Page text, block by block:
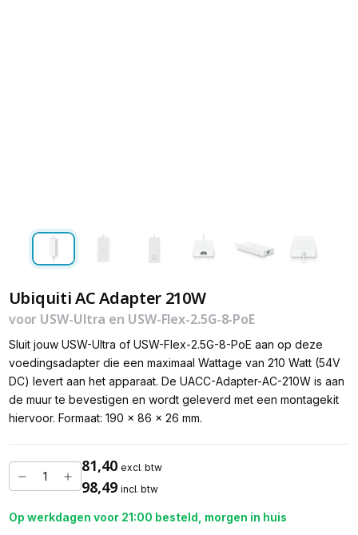
Ubiquiti AC Adapter 210W
voor USW-Ultra en USW-Flex-2.5G-8-PoE
Sluit jouw USW-Ultra of USW-Flex-2.5G-8-PoE aan op deze
voedingsadapter die een maximaal Wattage van 210 Watt (54V
DC) levert aan het apparaat. De UACC-Adapter-AC-210W is aan
de muur te bevestigen en wordt geleverd met een montagekit
hiervoor. Formaat: 190 x 86 x 26 mm.
81,40 excl. btw
98,49 incl. btw
Op werkdagen voor 21:00 besteld, morgen in huis